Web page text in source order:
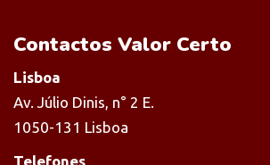
Contactos Valor Certo
Lisboa
Av. Júlio Dinis, n° 2 E.
1050-131 Lisboa
Telefones